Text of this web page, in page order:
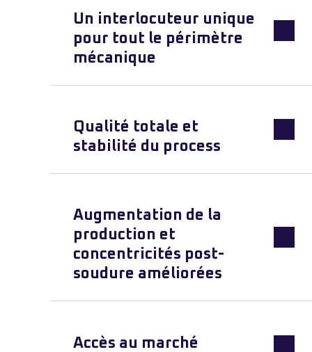
Un interlocuteur unique
pour tout le périmètre
mécanique
Qualité totale et
stabilité du process
Augmentation de la
production et
concentricités post-
soudure améliorées
Accès au marché